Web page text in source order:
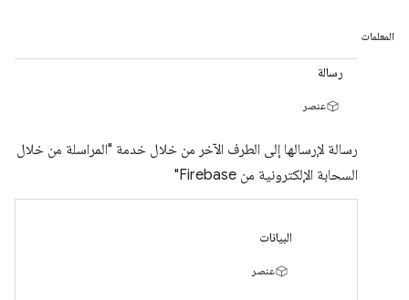
المعلمات
رسالة
عنصر
رسالة لإرسالها إلى الطرف الآخر من خلال خدمة "المراسلة من خلال
السحابة الإلكترونية من Firebase"
البيانات
عنصر